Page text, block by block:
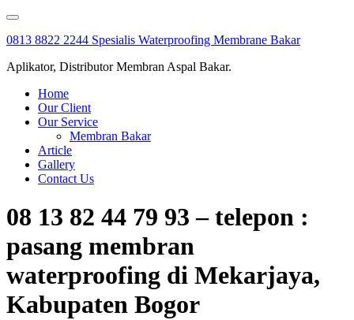
Skip
content
0813 8822 2244 Spesialis Waterproofing Membrane Bakar
Aplikator, Distributor Membran Aspal Bakar.
Home
Our Client
Our Service
Membran Bakar
Article
Gallery
Contact Us
08 13 82 44 79 93 – telepon :
pasang membran
waterproofing di Mekarjaya,
Kabupaten Bogor